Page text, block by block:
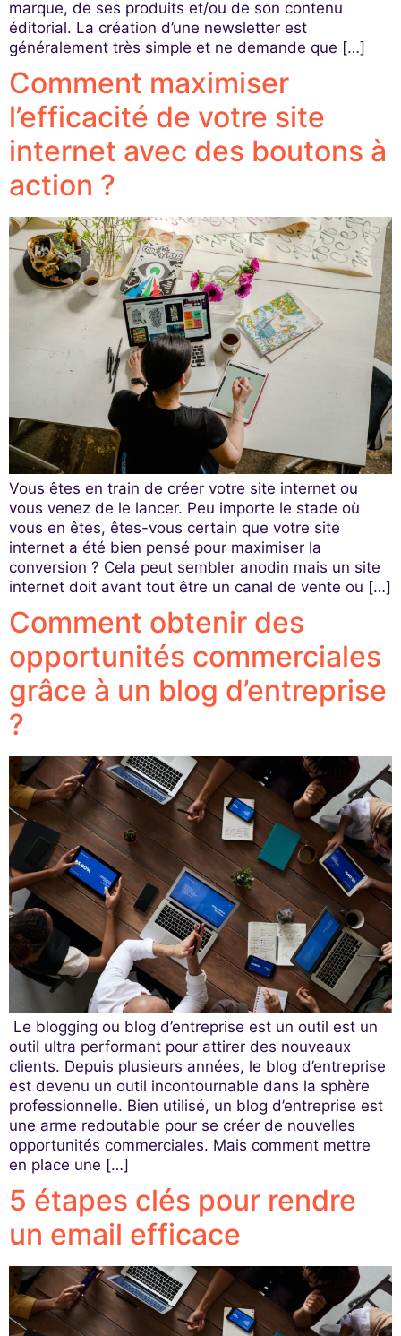
marque, de ses produits et/ou de son contenu
éditorial. La création d’une newsletter est
généralement très simple et ne demande que […]
Comment maximiser
l’efficacité de votre site
internet avec des boutons à
action ?
Vous êtes en train de créer votre site internet ou
vous venez de le lancer. Peu importe le stade où
vous en êtes, êtes-vous certain que votre site
internet a été bien pensé pour maximiser la
conversion ? Cela peut sembler anodin mais un site
internet doit avant tout être un canal de vente ou […]
Comment obtenir des
opportunités commerciales
grâce à un blog d’entreprise
?
Le blogging ou blog d’entreprise est un outil est un
outil ultra performant pour attirer des nouveaux
clients. Depuis plusieurs années, le blog d’entreprise
est devenu un outil incontournable dans la sphère
professionnelle. Bien utilisé, un blog d’entreprise est
une arme redoutable pour se créer de nouvelles
opportunités commerciales. Mais comment mettre
en place une […]
5 étapes clés pour rendre
un email efficace